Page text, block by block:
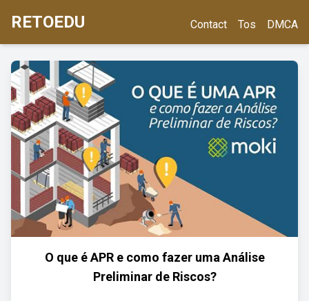
RETOEDU Contact Tos DMCA
O que é APR e como fazer uma Análise
Preliminar de Riscos?